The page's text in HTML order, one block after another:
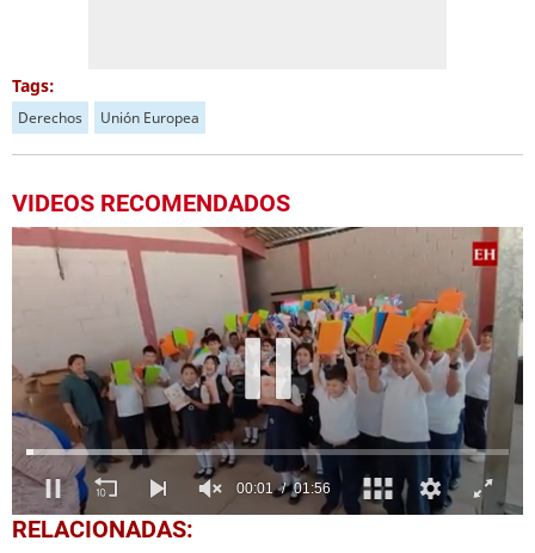
Tags:
Derechos Unión Europea
VIDEOS RECOMENDADOS
0
seconds
RELACIONADAS: